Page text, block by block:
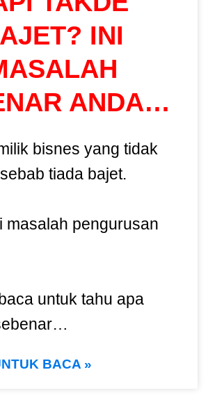
INI
ANDA…
bisnes yang tidak
tiada bajet.
masalah pengurusan
untuk tahu apa
BACA »